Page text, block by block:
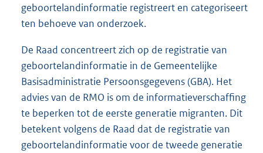
geboortelandinformatie registreert en categoriseert
ten behoeve van onderzoek.
De Raad concentreert zich op de registratie van
geboortelandinformatie in de Gemeentelijke
Basisadministratie Persoonsgegevens (GBA). Het
advies van de RMO is om de informatieverschaffing
te beperken tot de eerste generatie migranten. Dit
betekent volgens de Raad dat de registratie van
geboortelandinformatie voor de tweede generatie